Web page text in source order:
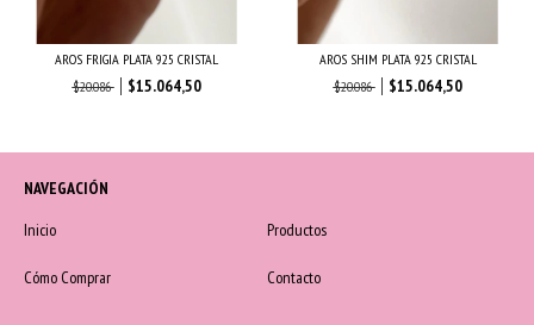
AROS FRIGIA PLATA 925 CRISTAL
$20.086
$15.064,50
AROS SHIM PLATA 925 CRISTAL
$20.086
$15.064,50
NAVEGACIÓN
Inicio
Productos
Cómo Comprar Contacto